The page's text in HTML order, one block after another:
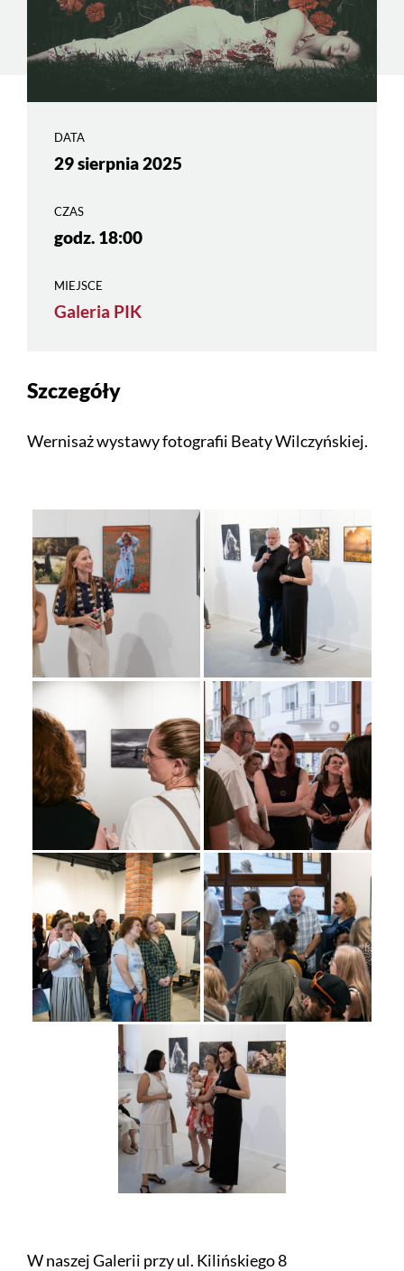
DATA
29 sierpnia 2025
CZAS
godz. 18:00
MIEJSCE
Galeria PIK
Szczegóły
Wernisaż wystawy fotografii Beaty Wilczyńskiej.
W naszej Galerii przy ul. Kilińskiego 8